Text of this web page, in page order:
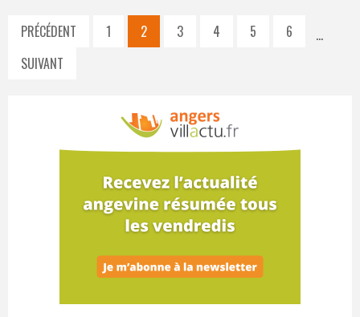
PRÉCÉDENT 1 2 3 4 5 6
…
SUIVANT